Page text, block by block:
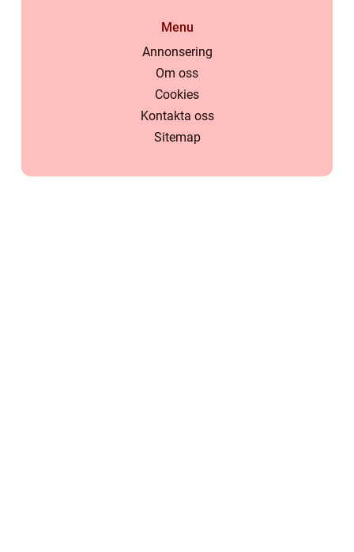
Menu
Annonsering
Om oss
Cookies
Kontakta oss
Sitemap